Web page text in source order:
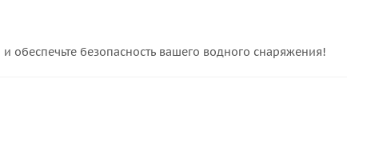
обеспечьте безопасность вашего водного снаряжения!